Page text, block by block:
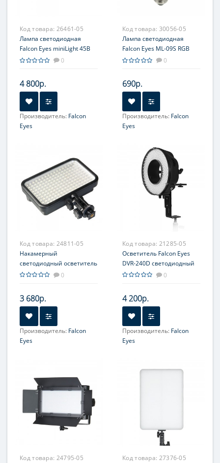
Код товара: 26461-05
Лампа светодиодная
Falcon Eyes miniLight 45B
Bi-color LED
0
4 800р.
Производитель: Falcon
Eyes
Код товара: 30056-05
Лампа светодиодная
Falcon Eyes ML-09S RGB
для студийного
0
690р.
Производитель: Falcon
Eyes
Код товара: 24811-05
Накамерный
светодиодный осветитель
Falcon Eyes LedPRO 170
0
3 680р.
Производитель: Falcon
Eyes
Код товара: 21285-05
Осветитель Falcon Eyes
DVR-240D светодиодный
кольцевой
0
4 200р.
Производитель: Falcon
Eyes
Код товара: 24795-05
Код товара: 27376-05